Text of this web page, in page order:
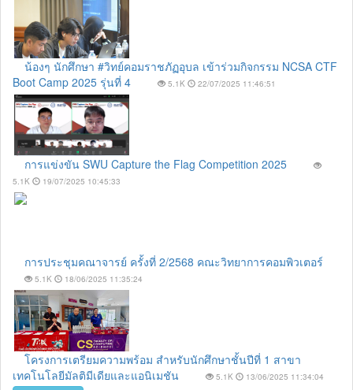
น้องๆ นักศึกษา #วิทย์คอมราชภัฏอุบล เข้าร่วมกิจกรรม NCSA CTF
Boot Camp 2025 รุ่นที่ 4
5.1K 22/07/2025 11:46:51
การแข่งขัน SWU Capture the Flag Competition 2025
5.1K 19/07/2025 10:45:33
การประชุมคณาจารย์ ครั้งที่ 2/2568 คณะวิทยาการคอมพิวเตอร์
5.1K 18/06/2025 11:35:24
โครงการเตรียมความพร้อม สำหรับนักศึกษาชั้นปีที่ 1 สาขา
เทคโนโลยีมัลติมีเดียและแอนิเมชัน
5.1K 13/06/2025 11:34:04